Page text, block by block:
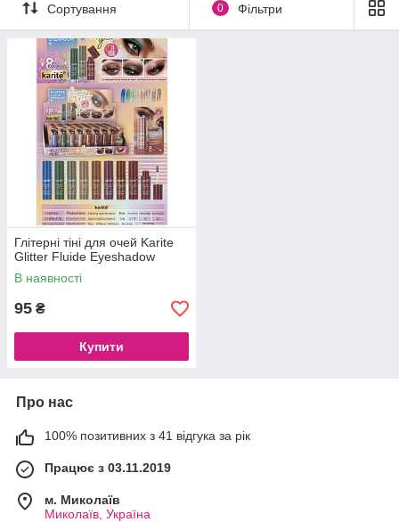
Сортування 0 Фільтри
Глітерні тіні для очей Karite
Glitter Fluide Eyeshadow
В наявності
95 ₴
Купити
Про нас
100% позитивних з 41 відгука за рік
Працює з 03.11.2019
м. Миколаїв
Миколаїв, Україна